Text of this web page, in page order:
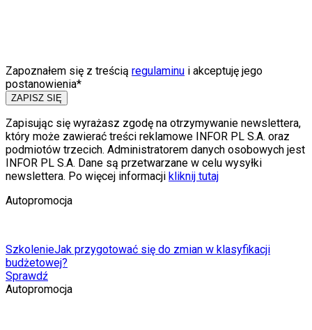
Zapoznałem się z treścią regulaminu i akceptuję jego
postanowienia*
ZAPISZ SIĘ
Zapisując się wyrażasz zgodę na otrzymywanie newslettera,
który może zawierać treści reklamowe INFOR PL S.A. oraz
podmiotów trzecich. Administratorem danych osobowych jest
INFOR PL S.A. Dane są przetwarzane w celu wysyłki
newslettera. Po więcej informacji kliknij tutaj
Autopromocja
SzkolenieJak przygotować się do zmian w klasyfikacji
budżetowej?
Sprawdź
Autopromocja